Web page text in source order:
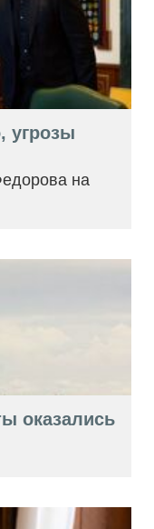
угрозы
на
оказались